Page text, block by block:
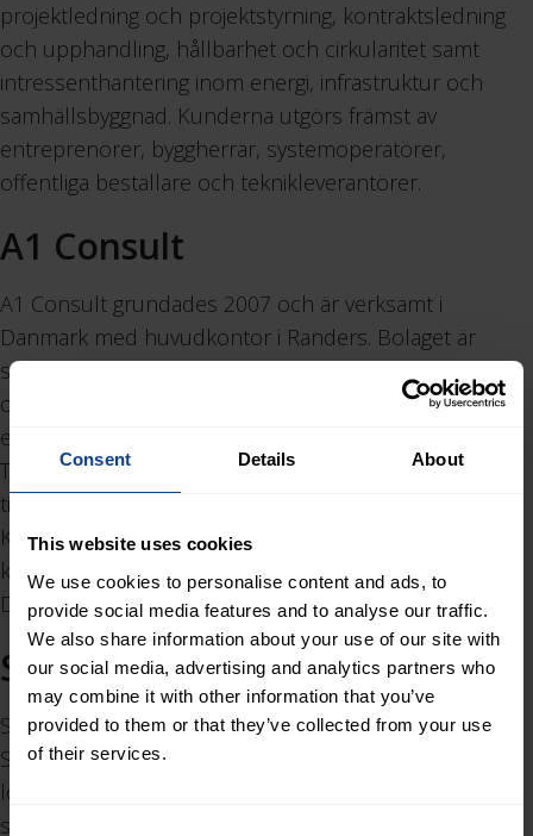
Consent Details About
This website uses cookies
We use cookies to personalise content and ads, to
provide social media features and to analyse our traffic.
We also share information about your use of our site with
our social media, advertising and analytics partners who
may combine it with other information that you’ve
provided to them or that they’ve collected from your use
of their services.
projektledning och projektstyrning, kontraktsledning
och upphandling, hållbarhet och cirkularitet samt
intressenthantering inom energi, infrastruktur och
samhällsbyggnad. Kunderna utgörs främst av
entreprenörer, byggherrar, systemoperatörer,
offentliga beställare och teknikleverantörer.
A1 Consult
A1 Consult grundades 2007 och är verksamt i
Danmark med huvudkontor i Randers. Bolaget är
specialiserat på hamn- och vattenbygnad, kustskydd
och klimatanpassning, kompletterat av ett bredare
erbjudande inom infrastruktur och VA-teknik.
Tjänsterna omfattar förstudier, projektering,
tillståndshantering, byggledning och driftuppföljning.
Kunderna utgörs främst av offentliga myndigheter,
kommuner, industrihamnar och entreprenörer i
Danmark.
SiO Signalteknik
SiO Signalteknik grundades 2011 och är verksamt i
Sverige med huvudkontor i Hedemora samt
lokalkontor i Borlänge och Göteborg. Bolaget är
specialiserat på signalteknik och trafikstyrning inom